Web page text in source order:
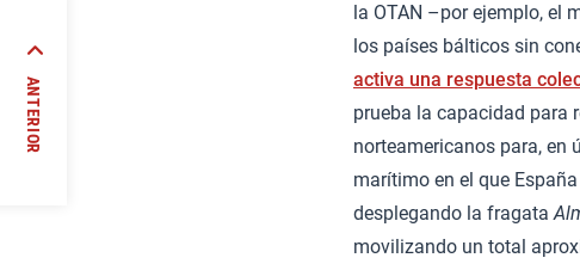
la OTAN –por ejemplo, el
los países bálticos sin
activa una respuesta
prueba la capacidad para
norteamericanos para, en
marítimo en el que
desplegando la fragata
movilizando un total
ANTERIOR
una